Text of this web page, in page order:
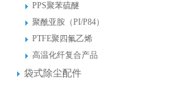
PPS聚苯硫醚
聚酰亚胺（PI/P84）
PTFE聚四氟乙烯
高温化纤复合产品
袋式除尘配件